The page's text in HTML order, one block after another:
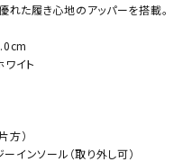
た履き心地のアッパーを搭載。
イト
方）
インソール（取り外し可）